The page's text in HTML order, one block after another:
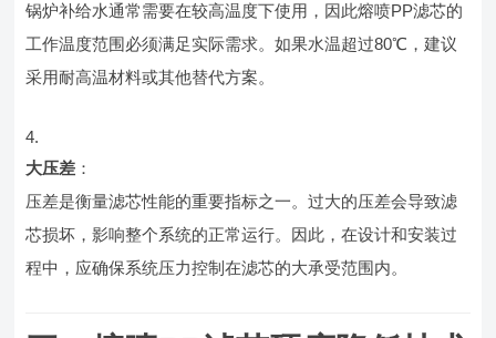
锅炉补给水通常需要在较高温度下使用，因此熔喷PP滤芯的
工作温度范围必须满足实际需求。如果水温超过80℃，建议
采用耐高温材料或其他替代方案。
大压差 ：
压差是衡量滤芯性能的重要指标之一。过大的压差会导致滤
芯损坏，影响整个系统的正常运行。因此，在设计和安装过
程中，应确保系统压力控制在滤芯的大承受范围内。